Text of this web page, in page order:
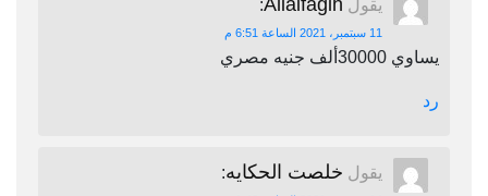
يقول Alialfagih
:
11 سبتمبر، 2021 الساعة 6:51 م
يساوي 30000ألف جنيه مصري
رد
يقول خلصت الحكايه: